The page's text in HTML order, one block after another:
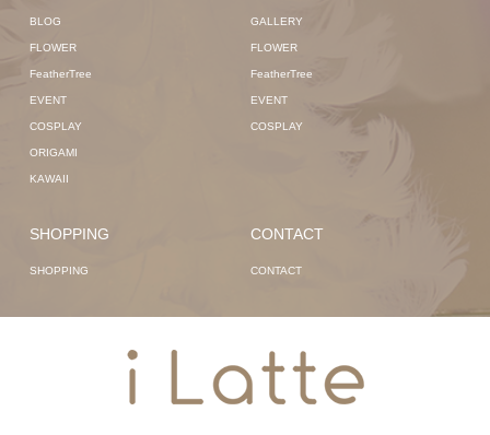
BLOG
FLOWER
FeatherTree
EVENT
COSPLAY
ORIGAMI
KAWAII
GALLERY
FLOWER
FeatherTree
EVENT
COSPLAY
SHOPPING
SHOPPING
CONTACT
CONTACT